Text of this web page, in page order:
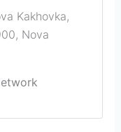
Kakhovka,
, Nova